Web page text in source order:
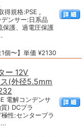
得規格:PSE ,
ンサー:日系品
保護、過電圧保護
1個〜】単価 ¥2130
ー 12V
(外径5.5mm
電解コンデンサ
) DCプラ
性:センタープラ